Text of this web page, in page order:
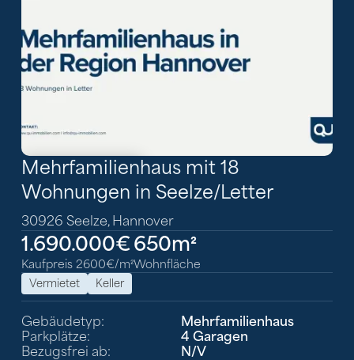
Alle Bilder ansehen
Mehrfamilienhaus mit 18
Wohnungen in Seelze/Letter
30926 Seelze, Hannover
1.690.000€
Kaufpreis 2600€/m²
650m²
Wohnfläche
Vermietet Keller
Gebäudetyp:
Mehrfamilienhaus
Parkplätze:
4 Garagen
Bezugsfrei ab:
N/V